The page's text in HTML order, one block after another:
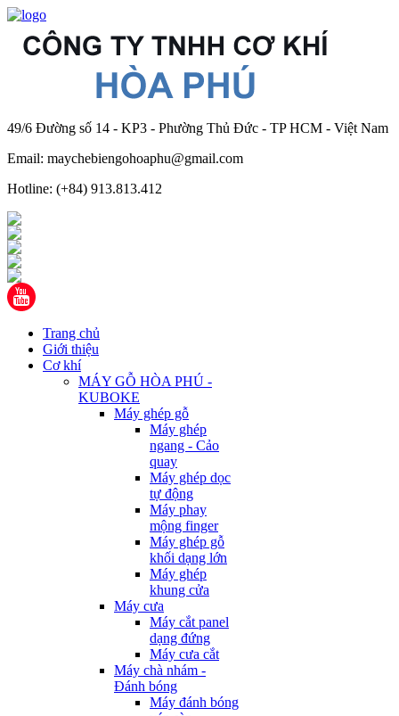
49/6 Đường số 14 - KP3 - Phường Thủ Đức - TP HCM - Việt Nam
Email: maychebiengohoaphu@gmail.com
Hotline: (+84) 913.813.412
Trang chủ
Giới thiệu
Cơ khí
MÁY GỖ HÒA PHÚ -
KUBOKE
Máy ghép gỗ
Máy ghép
ngang - Cảo
quay
Máy ghép dọc
tự động
Máy phay
mộng finger
Máy ghép gỗ
khối dạng lớn
Máy ghép
khung cửa
Máy cưa
Máy cắt panel
dạng đứng
Máy cưa cắt
Máy chà nhám -
Đánh bóng
Máy đánh bóng